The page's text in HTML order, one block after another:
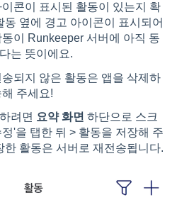
이콘이 표시된 활동이 있는지 확
동 옆에 경고 아이콘이 표시되어
이 Runkeeper 서버에 아직 동
는 뜻이에요.
되지 않은 활동은 앱을 삭제하
주세요!
려면 요약 화면 하단으로 스크
'을 탭한 뒤 > 활동을 저장해 주
한 활동은 서버로 재전송됩니다.